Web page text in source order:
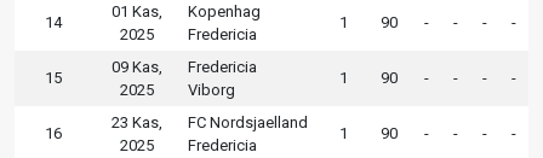
14
01 Kas,
2025
Kopenhag
Fredericia
1 90 - - - -
15
09 Kas,
2025
Fredericia
Viborg
1 90 - - - -
16
23 Kas,
2025
FC Nordsjaelland
Fredericia
1 90 - - - -